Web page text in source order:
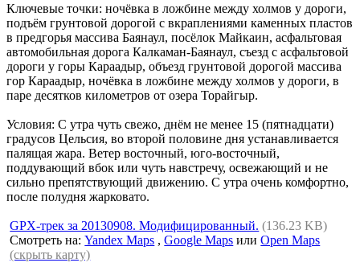
Ключевые точки: ночёвка в ложбине между холмов у дороги,
подъём грунтовой дорогой с вкраплениями каменных пластов
в предгорья массива Баянаул, посёлок Майкаин, асфальтовая
автомобильная дорога Калкаман-Баянаул, съезд с асфальтовой
дороги у горы Караадыр, объезд грунтовой дорогой массива
гор Караадыр, ночёвка в ложбине между холмов у дороги, в
паре десятков километров от озера Торайгыр.
Условия: С утра чуть свежо, днём не менее 15 (пятнадцати)
градусов Цельсия, во второй половине дня устанавливается
палящая жара. Ветер восточный, юго-восточный,
поддувающий вбок или чуть навстречу, освежающий и не
сильно препятствующий движению. С утра очень комфортно,
после полудня жарковато.
GPX-трек за 20130908. Модифицированный. (136.23 KB)
Смотреть на:Yandex Maps ,Google Maps илиOpen Maps
(скрыть карту)